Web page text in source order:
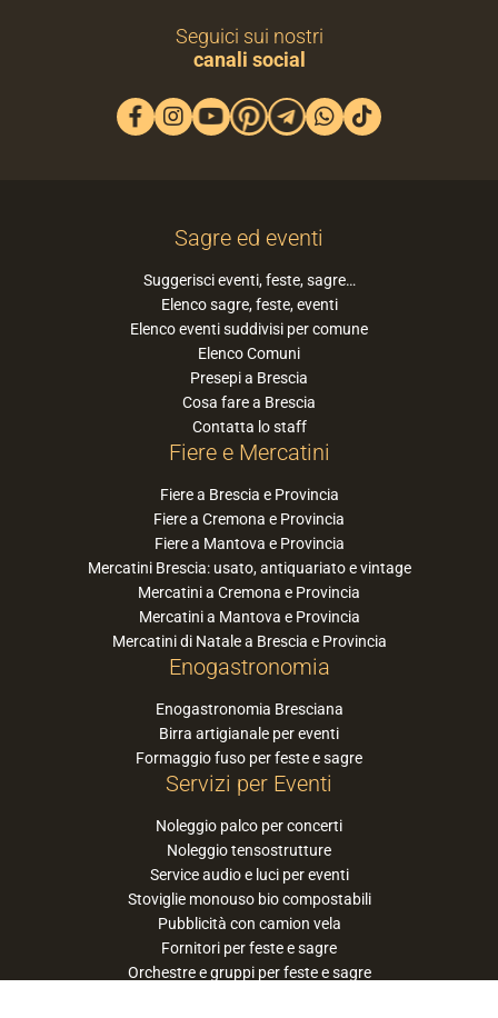
Seguici sui nostri
canali social
Sagre ed eventi
Suggerisci eventi, feste, sagre…
Elenco sagre, feste, eventi
Elenco eventi suddivisi per comune
Elenco Comuni
Presepi a Brescia
Cosa fare a Brescia
Contatta lo staff
Fiere e Mercatini
Fiere a Brescia e Provincia
Fiere a Cremona e Provincia
Fiere a Mantova e Provincia
Mercatini Brescia: usato, antiquariato e vintage
Mercatini a Cremona e Provincia
Mercatini a Mantova e Provincia
Mercatini di Natale a Brescia e Provincia
Enogastronomia
Enogastronomia Bresciana
Birra artigianale per eventi
Formaggio fuso per feste e sagre
Servizi per Eventi
Noleggio palco per concerti
Noleggio tensostrutture
Service audio e luci per eventi
Stoviglie monouso bio compostabili
Pubblicità con camion vela
Fornitori per feste e sagre
Orchestre e gruppi per feste e sagre